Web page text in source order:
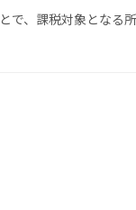
で、課税対象となる